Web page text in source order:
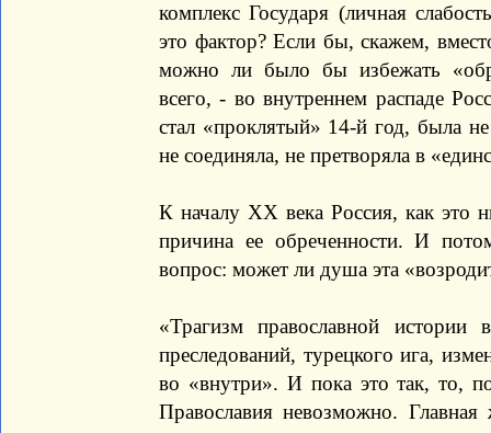
комплекс Государя (личная
это фактор? Если бы, скажем,
можно ли было бы избежать
всего, - во внутреннем распаде
стал «проклятый» 14-й год, была
не соединяла, не претворяла в
К началу ХХ века Россия, как это
причина ее обреченности. И
вопрос: может ли душа эта
«Трагизм православной истории
преследований, турецкого ига,
во «внутри». И пока это так, то,
Православия невозможно.